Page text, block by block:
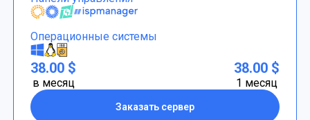
Операционные системы
38.00 $
в месяц
Заказать сервер
38.00 $
1 месяц